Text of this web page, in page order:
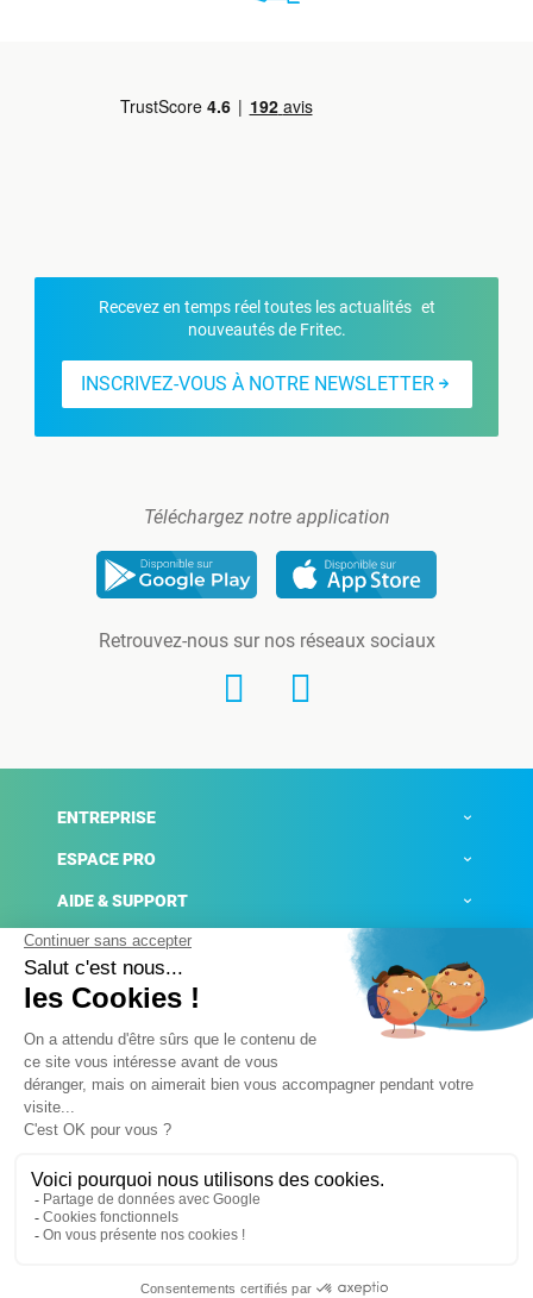
Recevez en temps réel toutes les actualités et
nouveautés de Fritec.
INSCRIVEZ-VOUS À NOTRE NEWSLETTER
Téléchargez notre application
Retrouvez-nous sur nos réseaux sociaux
ENTREPRISE
ESPACE PRO
AIDE & SUPPORT
ACTUALITÉS
Mentions légales
Conditions générales de ventes
Plateforme de signalement